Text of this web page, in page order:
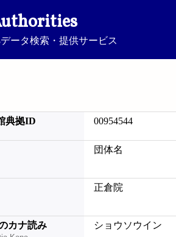
ータ検索・提供サービス
典拠ID 00954544
団体名
正倉院
カナ読み ショウソウイン